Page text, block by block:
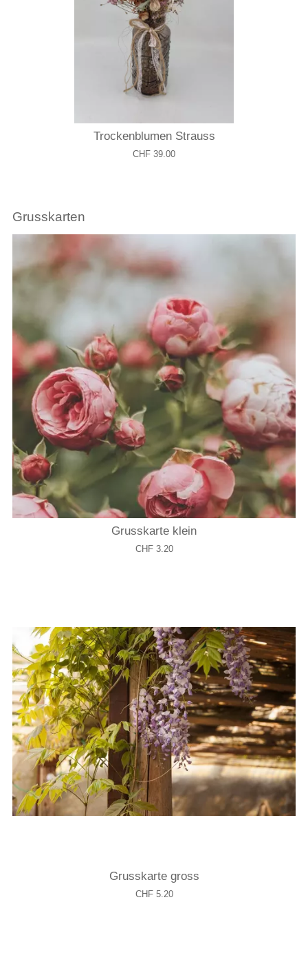
Trockenblumen Strauss
CHF 39.00
Grusskarten
Grusskarte klein
CHF 3.20
Grusskarte gross
CHF 5.20